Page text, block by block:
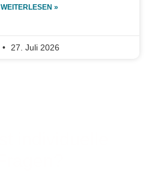
WEITERLESEN »
27. Juli 2026